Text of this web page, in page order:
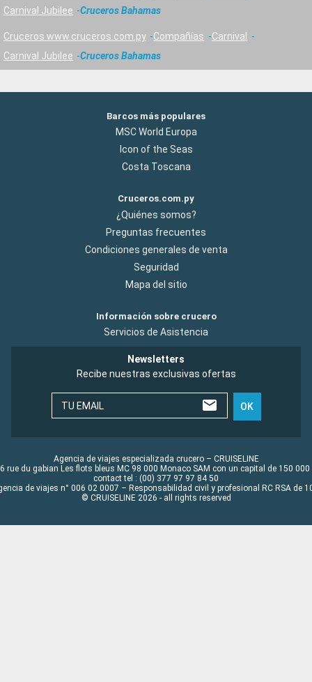
Carnival Jubilee
Cruceros Bahamas
Cruceros www.cruceros.com.py Compañías
Carnival
Carnival Jubilee
Cruceros Bahamas
Barcos más populares
MSC World Europa
Icon of the Seas
Costa Toscana
Cruceros.com.py
¿Quiénes somos?
Preguntas frecuentes
Condiciones generales de venta
Seguridad
Mapa del sitio
Información sobre crucero
Servicios de Asistencia
Newsletters
Recibe nuestras exclusivas ofertas
TU EMAIL OK
Agencia de viajes especializada crucero – CRUISELINE
rue du gabian Les flots bleus MC 98 000 Monaco SAM con un capital de 150 000
contact tel : (00) 377 97 97 84 50
de viajes n° 006 02 0007 – Responsabilidad civil y profesional RC RSA de
© CRUISELINE 2026 - all rights reserved